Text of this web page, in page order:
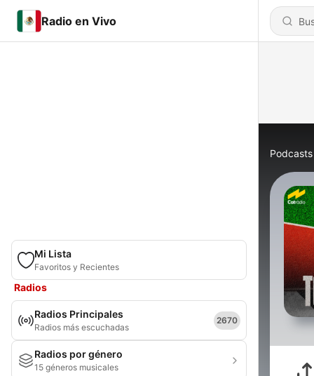
Radio en Vivo
Mi Lista
Favoritos y Recientes
Radios
Radios Principales
Radios más escuchadas
2670
Radios por género
15 géneros musicales
Podcasts